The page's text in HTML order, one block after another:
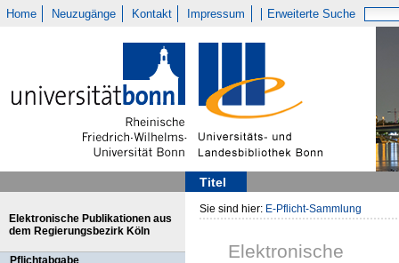
Home Neuzugänge Kontakt Impressum Erweiterte Suche
Titel
Elektronische Publikationen aus
dem Regierungsbezirk Köln
Pflichtabgabe
Sie sind hier: E-Pflicht-Sammlung
Elektronische